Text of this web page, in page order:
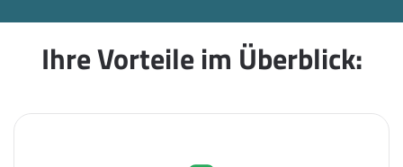
Ihre Vorteile im Überblick: